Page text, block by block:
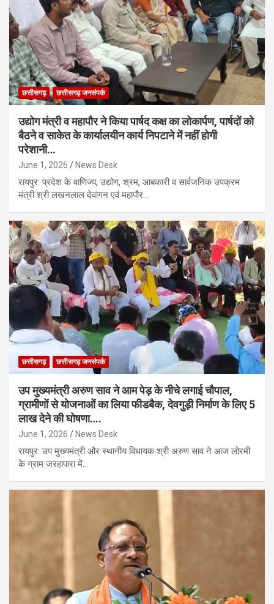
छत्तीसगढ़ छत्तीसगढ़ जनसंपर्क
उद्योग मंत्री व महापौर ने किया पार्षद कक्ष का लोकार्पण, पार्षदों को
बैठने व साकेत के कार्यालयीन कार्य निपटाने में नहीं होगी
परेशानी…
June 1, 2026 News Desk
रायपुर: प्रदेश के वाणिज्य, उद्योग, श्रम, आबकारी व सार्वजनिक उपक्रम
मंत्री श्री लखनलाल देवांगन एवं महापौर…
छत्तीसगढ़ छत्तीसगढ़ जनसंपर्क
उप मुख्यमंत्री अरुण साव ने आम पेड़ के नीचे लगाई चौपाल,
ग्रामीणों से योजनाओं का लिया फीडबैक, देवगुड़ी निर्माण के लिए 5
लाख देने की घोषणा….
June 1, 2026 News Desk
रायपुर: उप मुख्यमंत्री और स्थानीय विधायक श्री अरुण साव ने आज लोरमी
के ग्राम जरहापारा में…